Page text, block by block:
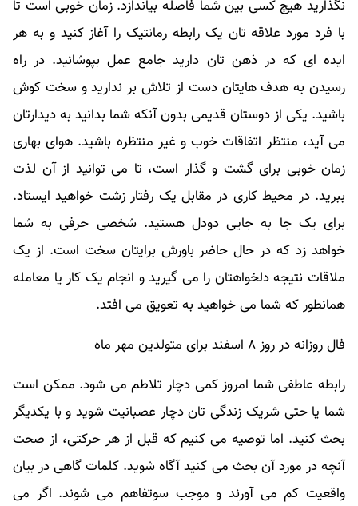
نگذارید هیچ کسی بین شما فاصله بیاندازد. زمان خوبی است تا
با فرد مورد علاقه تان یک رابطه رمانتیک را آغاز کنید و به هر
ایده ای که در ذهن تان دارید جامع عمل بپوشانید. در راه
رسیدن به هدف هایتان دست از تلاش بر ندارید و سخت کوش
باشید. یکی از دوستان قدیمی بدون آنکه شما بدانید به دیدارتان
می آید، منتظر اتفاقات خوب و غیر منتظره باشید. هوای بهاری
زمان خوبی برای گشت و گذار است، تا می توانید از آن لذت
ببرید. در محیط کاری در مقابل یک رفتار زشت خواهید ایستاد.
برای یک جا به جایی دودل هستید. شخصی حرفی به شما
خواهد زد که در حال حاضر باورش برایتان سخت است. از یک
ملاقات نتیجه دلخواهتان را می گیرید و انجام یک کار یا معامله
همانطور که شما می خواهید به تعویق می افتد.
فال روزانه در روز ۸ اسفند برای متولدین مهر ماه
رابطه عاطفی شما امروز کمی دچار تلاطم می شود. ممکن است
شما یا حتی شریک زندگی تان دچار عصبانیت شوید و با یکدیگر
بحث کنید. اما توصیه می کنیم که قبل از هر حرکتی، از صحت
آنچه در مورد آن بحث می کنید آگاه شوید. کلمات گاهی در بیان
واقعیت کم می آورند و موجب سوتفاهم می شوند. اگر می